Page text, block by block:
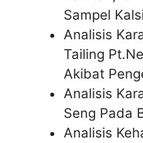
Sampel
Analisis
Tailing
Akibat
Analisis
Seng Pada
Analisis